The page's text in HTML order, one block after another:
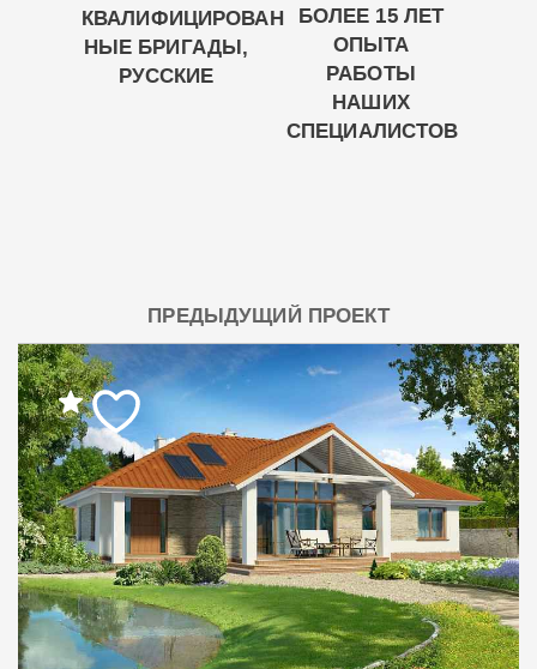
КВАЛИФИЦИРОВАН
НЫЕ БРИГАДЫ,
РУССКИЕ
БОЛЕЕ 15 ЛЕТ
ОПЫТА
РАБОТЫ
НАШИХ
СПЕЦИАЛИСТОВ
ПРЕДЫДУЩИЙ ПРОЕКТ